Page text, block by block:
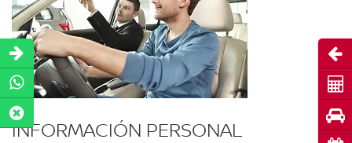
INFORMACIÓN PERSONAL